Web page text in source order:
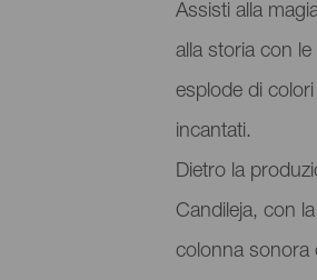
Assisti alla
alla storia con
esplode di
incantati.
Dietro la
Candileja, con
colonna sonora